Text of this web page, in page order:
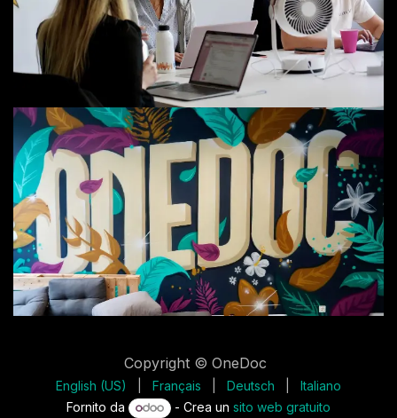
Copyright © OneDoc
English (US) Français Deutsch
Italiano
Fornito da
- Crea unsito web gratuito